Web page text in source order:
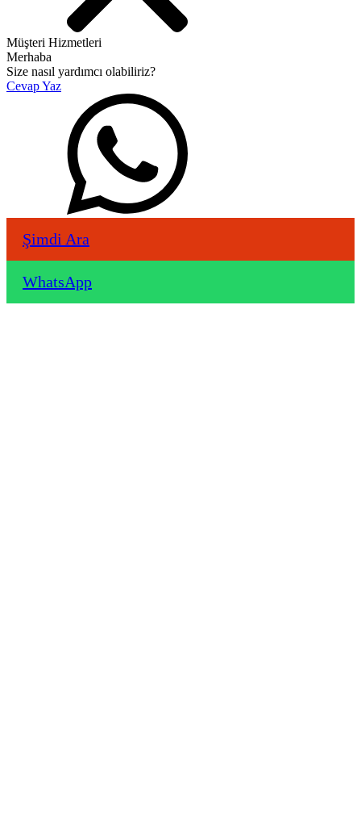
Müşteri Hizmetleri
Merhaba
Size nasıl yardımcı olabiliriz?
Cevap Yaz
Şimdi Ara
WhatsApp